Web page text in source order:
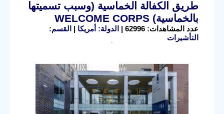
طريق الكفالة الخماسية (وسبب تسميتها
بالخماسية) WELCOME CORPS
عدد المشاهدات: 62996 | الدولة: أمريكا | القسم:
التأشيرات